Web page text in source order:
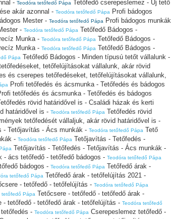
- Teodóra tetőfedő Pápa Tetőfedő cserepeslemez - Új tető
akár azonnal - Teodóra tetőfedő Pápa
Profi bádogos
Mester - Teodóra tetőfedő Pápa
Profi bádogos munkák
- Teodóra tetőfedő Pápa Tetőfedő Bádogos -
Munka - Teodóra tetőfedő Pápa Tetőfedő Bádogos -
Munka - Teodóra tetőfedő Pápa Tetőfedő Bádogos -
Pápa Tetőfedő Bádogos - Minden típusú tetőt vállalunk -
tetőfelújításokat vállalunk, akár rövid
és cserepes tetőfedéseket, tetőfelújításokat vállalunk,
Profi tetőfedés és ácsmunka - Tetőfedés és bádogos
tetőfedés és ácsmunka - Tetőfedés és bádogos
rövid határidővel is - Családi házak és kerti
határidővel is - Teodóra tetőfedő Pápa Tetőfedés rövid
tetőfedését vállaljuk, akár rövid határidővel is -
- Tetőjavítás - Ács munkák - Teodóra tetőfedő Pápa Tető
- Teodóra tetőfedő Pápa Tetőjavítás - Tetőfedés -
Tetőjavítás - Tetőfedés - Tetőjavítás - Ács munkák -
- ács tetőfedő - tetőfedő bádogos - Teodóra tetőfedő Pápa
bádogos - Teodóra tetőfedő Pápa Tetőfedő árak -
tetőfedő Pápa Tetőfedő árak - tetőfelújítás 2021 -
- tetőfedő - tetőfelújítás - Teodóra tetőfedő Pápa
tetőfedő Pápa Tetőcsere - tetőfedő - tetőfedő árak -
- tetőfedő - tetőfedő árak - tetőfelújítás - Teodóra tetőfedő
- Teodóra tetőfedő Pápa Cserepeslemez tetőfedő -